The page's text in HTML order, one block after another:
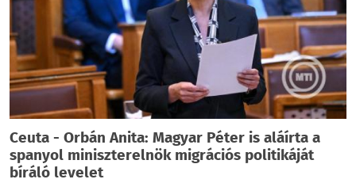
Ceuta - Orbán Anita: Magyar Péter is aláírta a
spanyol miniszterelnök migrációs politikáját
bíráló levelet